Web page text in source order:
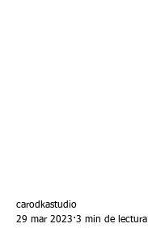
carodkastudio
29 mar 2023 3 min de lectura